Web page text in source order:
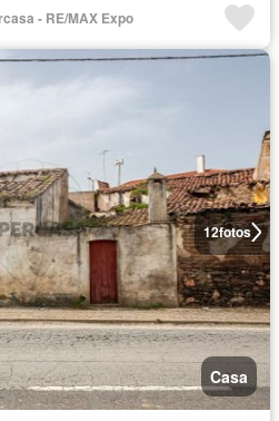
- RE/MAX Expo
12fotos
Casa